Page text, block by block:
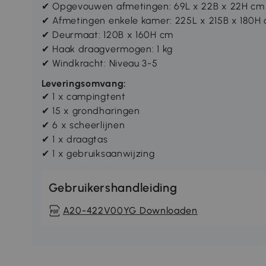
✔ Opgevouwen afmetingen: 69L x 22B x 22H cm
✔ Afmetingen enkele kamer: 225L x 215B x 180H
✔ Deurmaat: 120B x 160H cm
✔ Haak draagvermogen: 1 kg
✔ Windkracht: Niveau 3-5
Leveringsomvang:
✔ 1 x campingtent
✔ 15 x grondharingen
✔ 6 x scheerlijnen
✔ 1 x draagtas
✔ 1 x gebruiksaanwijzing
Gebruikershandleiding
A20-422V00YG Downloaden